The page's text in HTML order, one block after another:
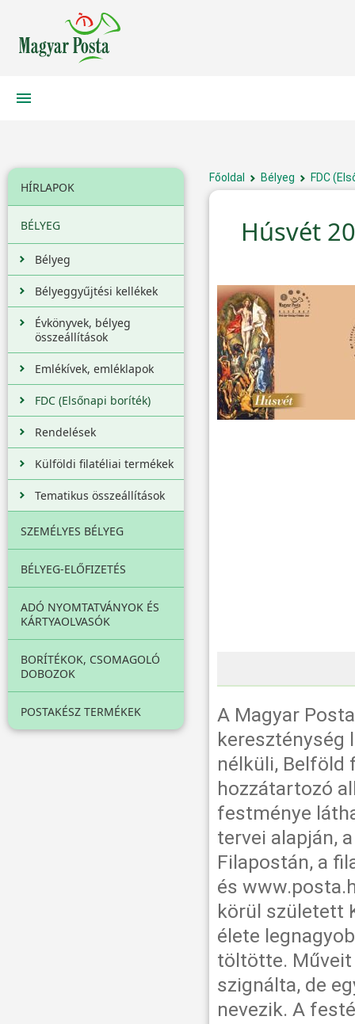
HÍRLAPOK
BÉLYEG
Bélyeg
Bélyeggyűjtési kellékek
Évkönyvek, bélyeg
összeállítások
Emlékívek, emléklapok
FDC (Elsőnapi boríték)
Rendelések
Külföldi filatéliai termékek
Tematikus összeállítások
SZEMÉLYES BÉLYEG
BÉLYEG-ELŐFIZETÉS
ADÓ NYOMTATVÁNYOK ÉS
KÁRTYAOLVASÓK
BORÍTÉKOK, CSOMAGOLÓ
DOBOZOK
POSTAKÉSZ TERMÉKEK
Főoldal Bélyeg FDC
Húsvét
A Magyar
kereszténység
nélküli, Belföld
hozzátartozó
festménye
tervei alapján,
Filapostán, a
és
körül született
élete
töltötte.
szignálta, de
nevezik. A